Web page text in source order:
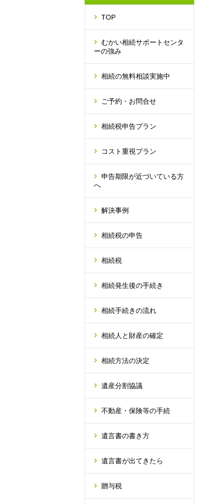
TOP
むかい相続サポートセンタ
ーの強み
相続の無料相談実施中
ご予約・お問合せ
相続税申告プラン
コスト重視プラン
申告期限が近づいている方
へ
解決事例
相続税の申告
相続税
相続発生後の手続き
相続手続きの流れ
相続人と財産の確定
相続方法の決定
遺産分割協議
不動産・保険等の手続
遺言書の書き方
遺言書が出てきたら
贈与税